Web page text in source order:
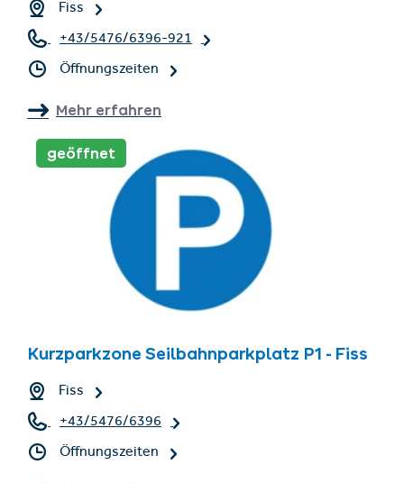
Fiss
+43/5476/6396-921
Öffnungszeiten
Mehr erfahren
geöffnet
Kurzparkzone Seilbahnparkplatz P1 - Fiss
Fiss
+43/5476/6396
Öffnungszeiten